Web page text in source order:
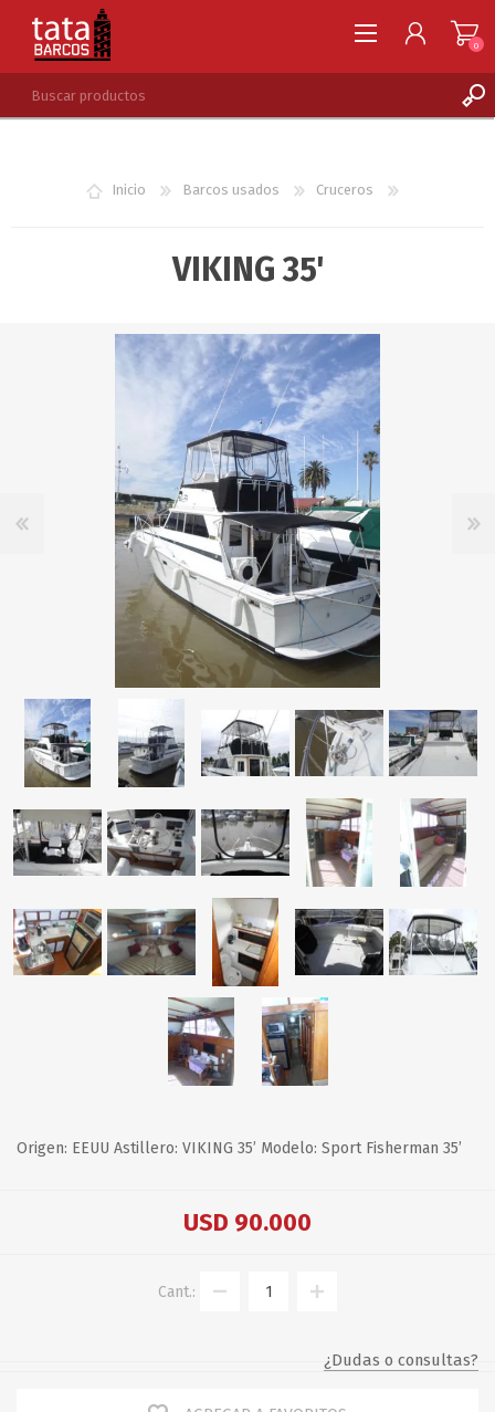
LISTA DE DESEOS
0
Inicio Barcos usados Cruceros
VIKING 35'
Origen: EEUU Astillero: VIKING 35’ Modelo: Sport Fisherman 35’
USD 90.000
Cant.:
¿Dudas o consultas?